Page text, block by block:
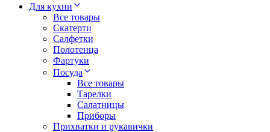
Для кухни
Все товары
Скатерти
Салфетки
Полотенца
Фартуки
Посуда
Все товары
Тарелки
Салатницы
Приборы
Прихватки и рукавички